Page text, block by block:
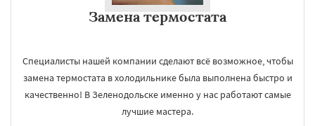
Замена термостата
Специалисты нашей компании сделают всё возможное, чтобы
замена термостата в холодильнике была выполнена быстро и
качественно! В Зеленодольске именно у нас работают самые
лучшие мастера.